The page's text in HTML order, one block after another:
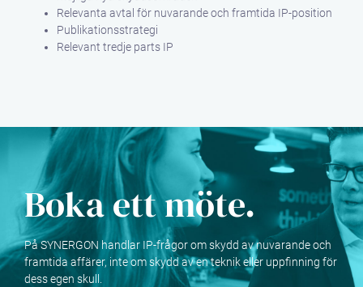
Relevanta avtal för nuvarande och framtida IP-position
Publikationsstrategi
Relevant tredje parts IP
Boka ett möte.
På SYNERGON handlar IP-frågor om skydd av nuvarande och
framtida affärer, inte om skydd av en teknik eller uppfinning för
dess egen skull.